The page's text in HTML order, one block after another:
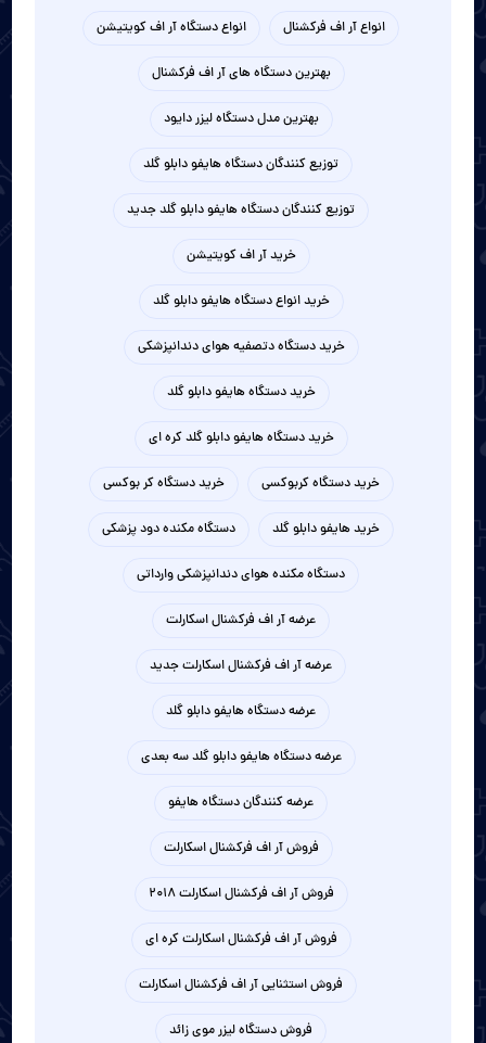
انواع آر اف فرکشنال انواع دستگاه آر اف کویتیشن
بهترین دستگاه های آر اف فرکشنال
بهترین مدل دستگاه لیزر دایود
توزیع کنندگان دستگاه هایفو دابلو گلد
توزیع کنندگان دستگاه هایفو دابلو گلد جدید
خرید آر اف کویتیشن
خرید انواع دستگاه هایفو دابلو گلد
خرید دستگاه دتصفیه هوای دندانپزشکی
خرید دستگاه هایفو دابلو گلد
خرید دستگاه هایفو دابلو گلد کره ای
خرید دستگاه کربوکسی خرید دستگاه کر بوکسی
خرید هایفو دابلو گلد دستگاه مکنده دود پزشکی
دستگاه مکنده هوای دندانپزشکی وارداتی
عرضه آر اف فرکشنال اسکارلت
عرضه آر اف فرکشنال اسکارلت جدید
عرضه دستگاه هایفو دابلو گلد
عرضه دستگاه هایفو دابلو گلد سه بعدی
عرضه کنندگان دستگاه هایفو
فروش آر اف فرکشنال اسکارلت
فروش آر اف فرکشنال اسکارلت 2018
فروش آر اف فرکشنال اسکارلت کره ای
فروش استثنایی آر اف فرکشنال اسکارلت
فروش دستگاه لیزر موی زائد